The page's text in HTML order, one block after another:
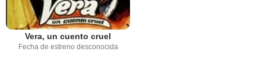
Vera, un cuento cruel
Fecha de estreno desconocida